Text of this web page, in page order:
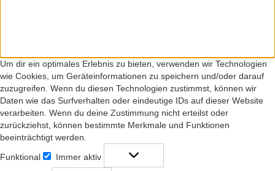
Um dir ein optimales Erlebnis zu bieten, verwenden wir Technologien
wie Cookies, um Geräteinformationen zu speichern und/oder darauf
zuzugreifen. Wenn du diesen Technologien zustimmst, können wir
Daten wie das Surfverhalten oder eindeutige IDs auf dieser Website
verarbeiten. Wenn du deine Zustimmung nicht erteilst oder
zurückziehst, können bestimmte Merkmale und Funktionen
beeinträchtigt werden.
Funktional
Funktional
Immer aktiv